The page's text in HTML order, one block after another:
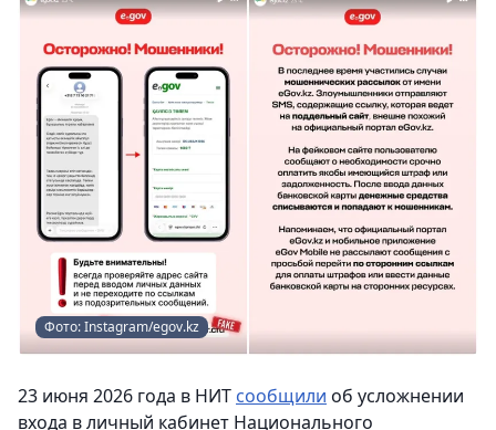
Фото: Instagram/egov.kz
23 июня 2026 года в НИТ сообщили об усложнении
входа в личный кабинет Национального